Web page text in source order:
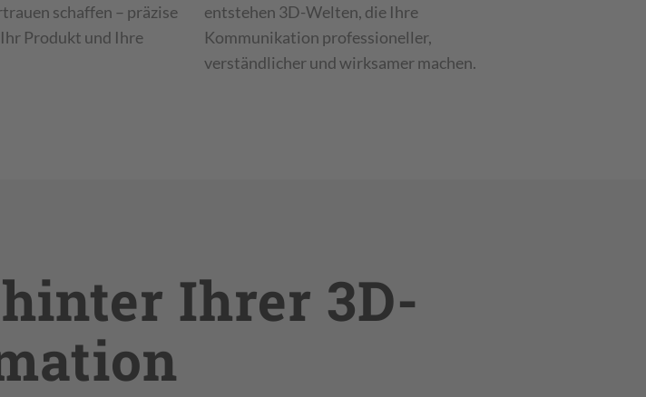
schaffen – präzise
Produkt und Ihre
entstehen 3D-Welten, die Ihre
Kommunikation professioneller,
verständlicher und wirksamer machen.
Ihrer 3D-